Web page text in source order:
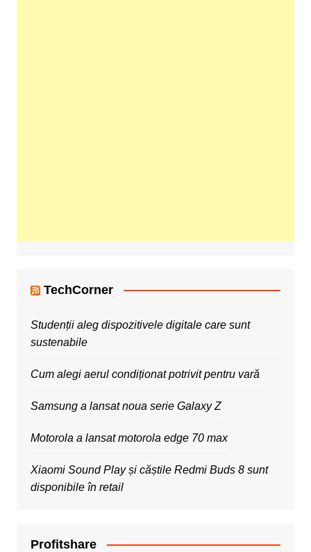
TechCorner
Studenții aleg dispozitivele digitale care sunt
sustenabile
Cum alegi aerul condiționat potrivit pentru vară
Samsung a lansat noua serie Galaxy Z
Motorola a lansat motorola edge 70 max
Xiaomi Sound Play și căștile Redmi Buds 8 sunt
disponibile în retail
Profitshare